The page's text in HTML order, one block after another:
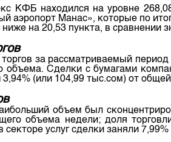
КФБ находился на уровне
Манас», которые по
на 20,53 пункта, в сравнении
за рассматриваемый
объема. Сделки с бумагами
(или 104,99 тыс.сом) от
объем был
объема недели; доля
услуг сделки заняли